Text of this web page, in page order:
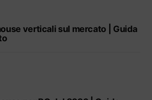
verticali sul mercato | Guida